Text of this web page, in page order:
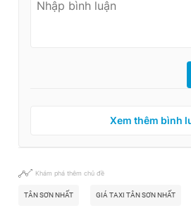
Xem thêm bình
Khám phá thêm chủ đề
TÂN SƠN NHẤT GIÁ TAXI TÂN SƠN NHẤT